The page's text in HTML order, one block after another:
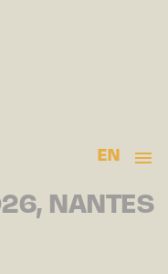
EN
NANTES